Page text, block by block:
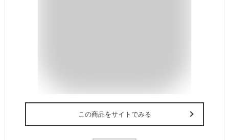
この商品をサイトでみる